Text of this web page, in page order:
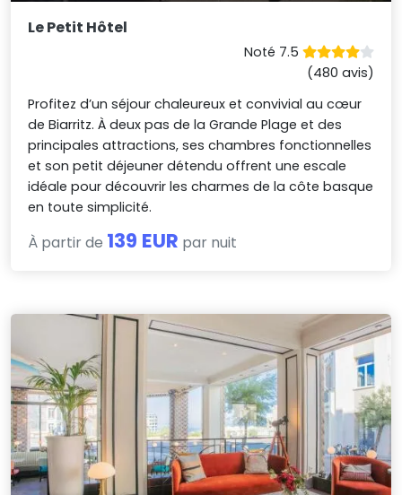
Le Petit Hôtel
Noté 7.5
(480 avis)
Profitez d’un séjour chaleureux et convivial au cœur
de Biarritz. À deux pas de la Grande Plage et des
principales attractions, ses chambres fonctionnelles
et son petit déjeuner détendu offrent une escale
idéale pour découvrir les charmes de la côte basque
en toute simplicité.
À partir de 139 EUR par nuit